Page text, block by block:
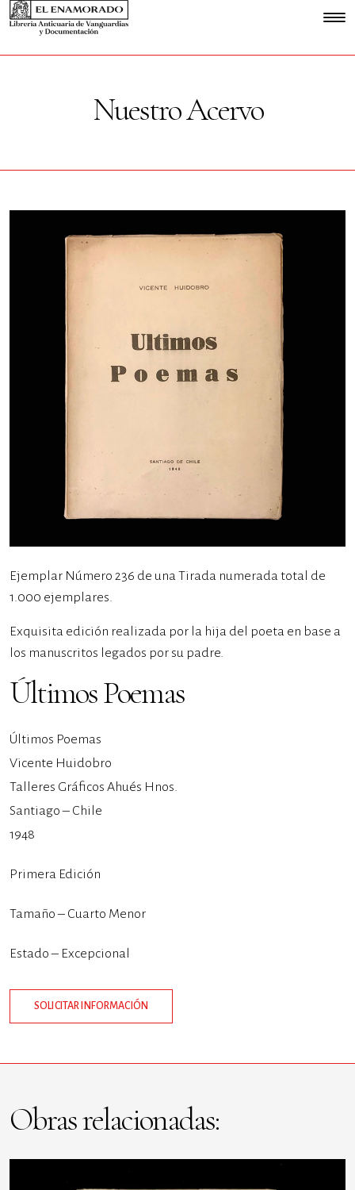
Nuestro Acervo
Ejemplar Número 236 de una Tirada numerada total de
1.000 ejemplares.
Exquisita edición realizada por la hija del poeta en base a
los manuscritos legados por su padre.
Últimos Poemas
Últimos Poemas
Vicente Huidobro
Talleres Gráficos Ahués Hnos.
Santiago – Chile
1948
Primera Edición
Tamaño – Cuarto Menor
Estado – Excepcional
SOLICITAR INFORMACIÓN
Obras relacionadas: